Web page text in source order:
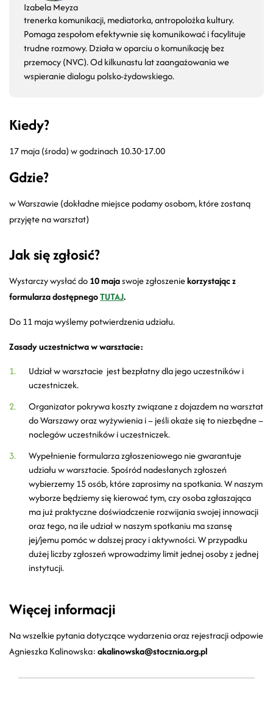
Izabela Meyza
trenerka komunikacji, mediatorka, antropolożka kultury.
Pomaga zespołom efektywnie się komunikować i facylituje
trudne rozmowy. Działa w oparciu o komunikację bez
przemocy (NVC). Od kilkunastu lat zaangażowania we
wspieranie dialogu polsko-żydowskiego.
Kiedy?
17 maja (środa) w godzinach 10.30-17.00
Gdzie?
w Warszawie (dokładne miejsce podamy osobom, które zostaną
przyjęte na warsztat)
Jak się zgłosić?
Wystarczy wysłać do10 majaswoje zgłoszeniekorzystając z
formularza dostępnegoTUTAJ.
Do 11 maja wyślemy potwierdzenia udziału.
Zasady uczestnictwa w warsztacie:
Udział w warsztacie jest bezpłatny dla jego uczestników i
uczestniczek.
Organizator pokrywa koszty związane z dojazdem na warsztat
do Warszawy oraz wyżywienia i – jeśli okaże się to niezbędne –
noclegów uczestników i uczestniczek.
Wypełnienie formularza zgłoszeniowego nie gwarantuje
udziału w warsztacie. Spośród nadesłanych zgłoszeń
wybierzemy 15 osób, które zaprosimy na spotkania. W naszym
wyborze będziemy się kierować tym, czy osoba zgłaszająca
ma już praktyczne doświadczenie rozwijania swojej innowacji
oraz tego, na ile udział w naszym spotkaniu ma szansę
jej/jemu pomóc w dalszej pracy i aktywności. W przypadku
dużej liczby zgłoszeń wprowadzimy limit jednej osoby z jednej
instytucji.
Więcej informacji
Na wszelkie pytania dotyczące wydarzenia oraz rejestracji odpowie
Agnieszka Kalinowska:akalinowska@stocznia.org.pl